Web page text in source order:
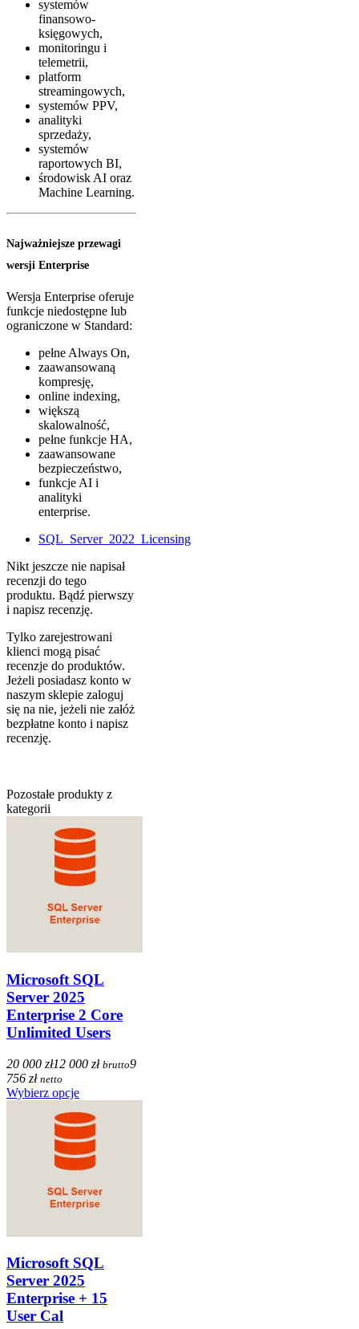
systemów
finansowo-
księgowych,
monitoringu i
telemetrii,
platform
streamingowych,
systemów PPV,
analityki
sprzedaży,
systemów
raportowych BI,
środowisk AI oraz
Machine Learning.
Najważniejsze przewagi
wersji Enterprise
Wersja Enterprise oferuje
funkcje niedostępne lub
ograniczone w Standard:
pełne Always On,
zaawansowaną
kompresję,
online indexing,
większą
skalowalność,
pełne funkcje HA,
zaawansowane
bezpieczeństwo,
funkcje AI i
analityki
enterprise.
SQL_Server_2022_Licensing
Nikt jeszcze nie napisał
recenzji do tego
produktu. Bądź pierwszy
i napisz recenzję.
Tylko zarejestrowani
klienci mogą pisać
recenzje do produktów.
Jeżeli posiadasz konto w
naszym sklepie zaloguj
się na nie, jeżeli nie załóż
bezpłatne konto i napisz
recenzję.
Pozostałe produkty z
kategorii
Microsoft SQL
Server 2025
Enterprise 2 Core
Unlimited Users
20 000 zł12 000 zł brutto9
756 zł netto
Wybierz opcje
Microsoft SQL
Server 2025
Enterprise + 15
User Cal